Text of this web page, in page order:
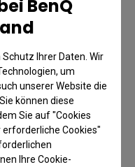
BenQ
Ihrer Daten. Wir
um
unserer Website die
können diese
Sie auf "Cookies
Cookies"
Ihre Cookie-